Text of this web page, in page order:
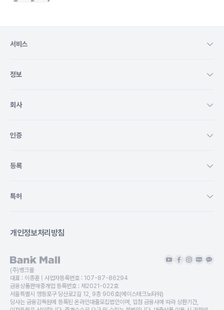
서비스
정보
회사
인증
등록
특허
개인정보처리방침
(주)뱅크몰
대표 : 이종훈 | 사업자등록번호 : 107-87-86294
금융상품판매중개업 등록번호 : 제2021-022호
서울특별시 영등포구 당산로2길 12, 9층 906호(에이스테크노타워)
당사는 금융감독원에 등록된 온라인대출모집법인이며, 입점 금융사에 따라 상환기간,